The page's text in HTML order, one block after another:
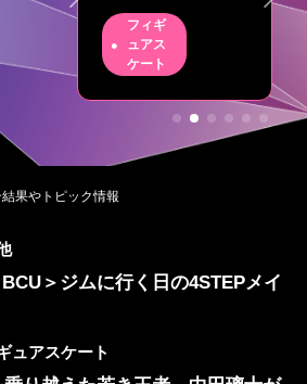
が見据えるシ
ニアの舞台
フィギ
ュアス
ケート
果やトピック情報
＞ジムに行く日の4STEPメイ
ュアスケート